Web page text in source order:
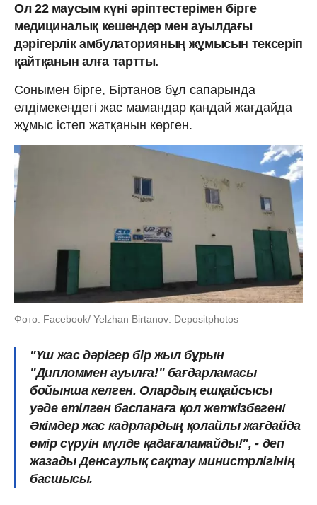
Ол 22 маусым күні әріптестерімен бірге
медициналық кешендер мен ауылдағы
дәрігерлік амбулаторияның жұмысын тексеріп
қайтқанын алға тартты.
Сонымен бірге, Біртанов бұл сапарында
елдімекендегі жас мамандар қандай жағдайда
жұмыс істеп жатқанын көрген.
Фото: Facebook/ Yelzhan Birtanov: Depositphotos
"Үш жас дәрігер бір жыл бұрын
"Дипломмен ауылға!" бағдарламасы
бойынша келген. Олардың ешқайсысы
уәде етілген баспанаға қол жеткізбеген!
Әкімдер жас кадрлардың қолайлы жағдайда
өмір сүруін мүлде қадағаламайды!", - деп
жазады Денсаулық сақтау министрлігінің
басшысы.